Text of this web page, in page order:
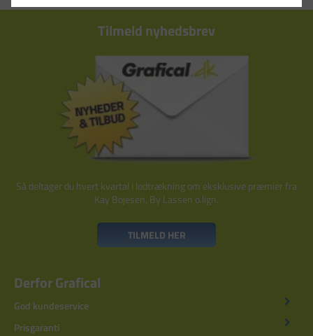
Tilmeld nyhedsbrev
Så deltager du hvert kvartal i lodtrækning om eksklusive præmier fra
Kay Bojesen, By Lassen o.lign.
TILMELD HER
Derfor Grafical
God kundeservice
Prisgaranti